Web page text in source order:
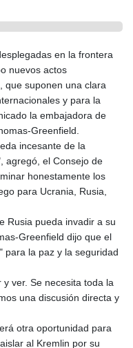
en la frontera
nuevos actos
que suponen una clara
y para la
la embajadora de
Greenfield.
incesante de la
agregó, el Consejo de
honestamente los
para Ucrania, Rusia,
Rusia pueda invadir a su
Greenfield dijo que el
para la paz y la seguridad
ver. Se necesita toda la
una discusión directa y
otra oportunidad para
al Kremlin por su